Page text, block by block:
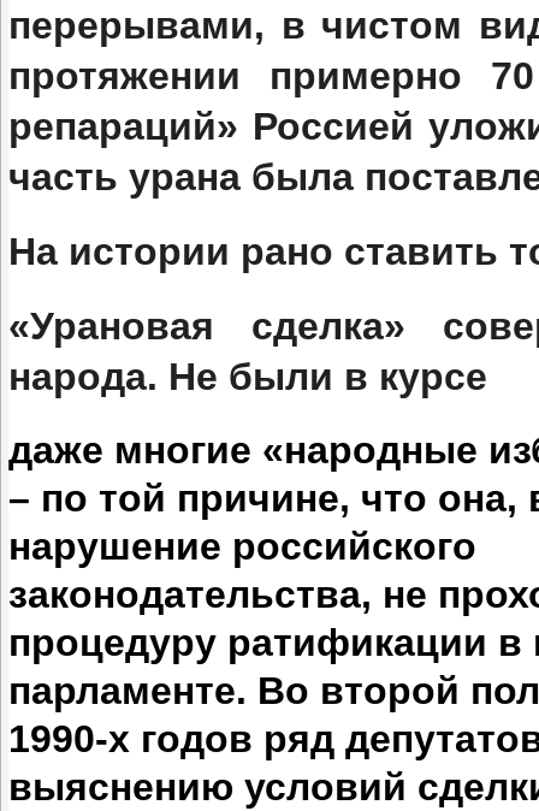
перерывами, в чистом
протяжении примерно
репараций» Россией
часть урана была
На истории рано ставить
«Урановая сделка»
народа. Не были в курсе
даже многие «народные
– по той причине, что она,
нарушение российского
законодательства, не
процедуру ратификации
парламенте. Во второй
1990-х годов ряд
выяснению условий